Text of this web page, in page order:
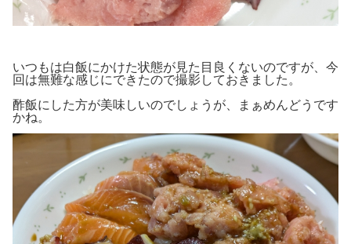
いつもは白飯にかけた状態が見た目良くないのですが、今
回は無難な感じにできたので撮影しておきました。
酢飯にした方が美味しいのでしょうが、まぁめんどうです
かね。